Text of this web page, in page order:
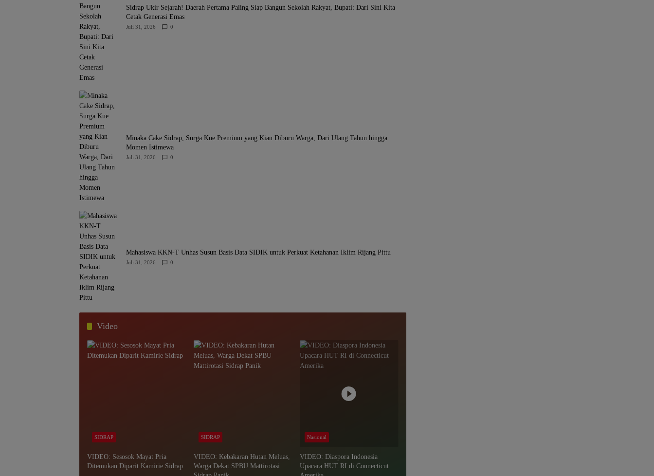
Sidrap Ukir Sejarah! Daerah Pertama Paling Siap Bangun Sekolah Rakyat, Bupati: Dari Sini Kita
Cetak Generasi Emas
Juli 31, 2026 0
Minaka Cake Sidrap, Surga Kue Premium yang Kian Diburu Warga, Dari Ulang Tahun hingga
Momen Istimewa
Juli 31, 2026 0
Mahasiswa KKN-T Unhas Susun Basis Data SIDIK untuk Perkuat Ketahanan Iklim Rijang Pittu
Juli 31, 2026 0
Video
SIDRAP
VIDEO: Sesosok Mayat Pria
Ditemukan Diparit Kamirie Sidrap
SIDRAP
VIDEO: Kebakaran Hutan Meluas,
Warga Dekat SPBU Mattirotasi
Nasional
VIDEO: Diaspora Indonesia
Upacara HUT RI di Connecticut